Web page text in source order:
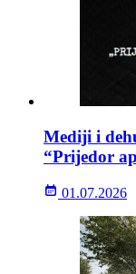
Mediji i
“Prijedor
01.07.2026